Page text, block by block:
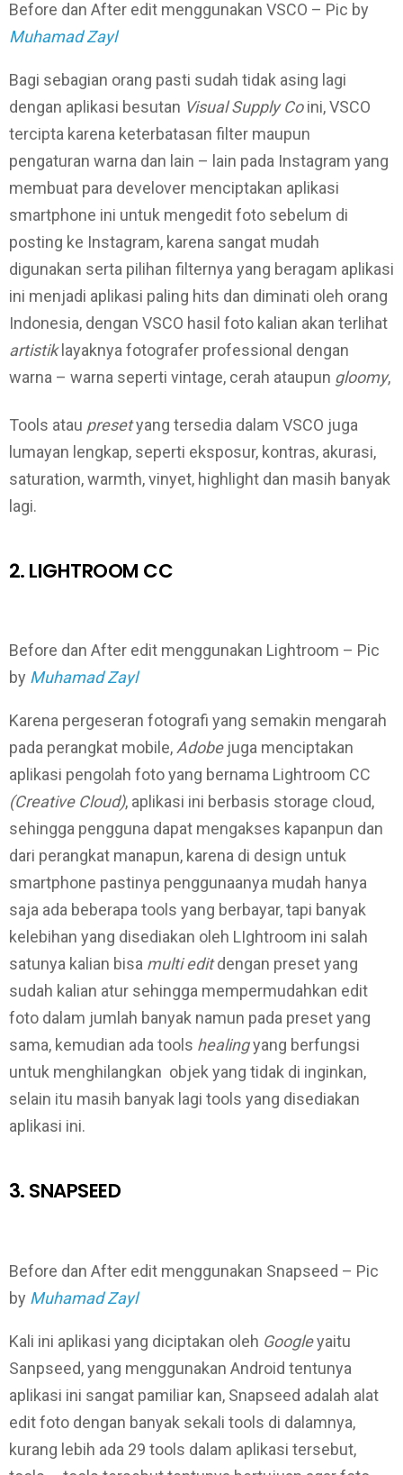
Before dan After edit menggunakan VSCO – Pic by
Muhamad Zayl
Bagi sebagian orang pasti sudah tidak asing lagi
dengan aplikasi besutan Visual Supply Coini, VSCO
tercipta karena keterbatasan filter maupun
pengaturan warna dan lain – lain pada Instagram yang
membuat para develover menciptakan aplikasi
smartphone ini untuk mengedit foto sebelum di
posting ke Instagram, karena sangat mudah
digunakan serta pilihan filternya yang beragam aplikasi
ini menjadi aplikasi paling hits dan diminati oleh orang
Indonesia, dengan VSCO hasil foto kalian akan terlihat
artistik layaknya fotografer professional dengan
warna – warna seperti vintage, cerah ataupun gloomy,
Tools atau presetyang tersedia dalam VSCO juga
lumayan lengkap, seperti eksposur, kontras, akurasi,
saturation, warmth, vinyet, highlight dan masih banyak
lagi.
2. LIGHTROOM CC
Before dan After edit menggunakan Lightroom – Pic
by Muhamad Zayl
Karena pergeseran fotografi yang semakin mengarah
pada perangkat mobile, Adobejuga menciptakan
aplikasi pengolah foto yang bernama Lightroom CC
(Creative Cloud), aplikasi ini berbasis storage cloud,
sehingga pengguna dapat mengakses kapanpun dan
dari perangkat manapun, karena di design untuk
smartphone pastinya penggunaanya mudah hanya
saja ada beberapa tools yang berbayar, tapi banyak
kelebihan yang disediakan oleh LIghtroom ini salah
satunya kalian bisa multi editdengan preset yang
sudah kalian atur sehingga mempermudahkan edit
foto dalam jumlah banyak namun pada preset yang
sama, kemudian ada tools healingyang berfungsi
untuk menghilangkan objek yang tidak di inginkan,
selain itu masih banyak lagi tools yang disediakan
aplikasi ini.
3. SNAPSEED
Before dan After edit menggunakan Snapseed – Pic
by Muhamad Zayl
Kali ini aplikasi yang diciptakan oleh Googleyaitu
Sanpseed, yang menggunakan Android tentunya
aplikasi ini sangat pamiliar kan, Snapseed adalah alat
edit foto dengan banyak sekali tools di dalamnya,
kurang lebih ada 29 tools dalam aplikasi tersebut,